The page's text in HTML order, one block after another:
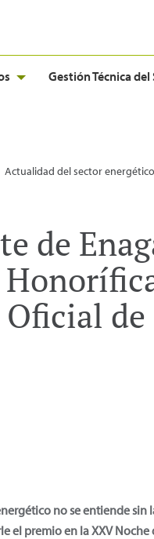
Gestión Técnica del
Actualidad del sector
de
no se entiende sin
el premio en la XXV Noche